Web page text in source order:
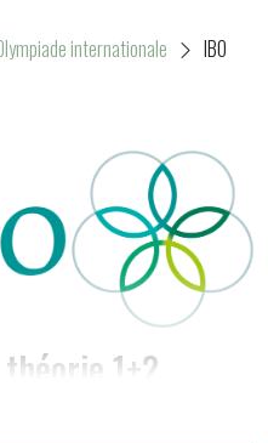
internationale
IBO
1+2